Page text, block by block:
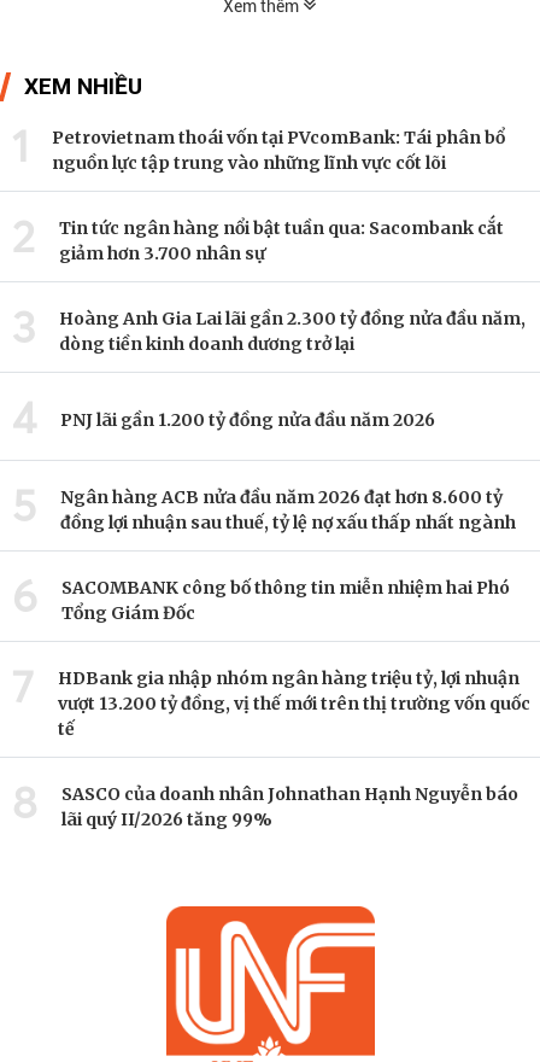
Xem thêm
XEM NHIỀU
1
Petrovietnam thoái vốn tại PVcomBank: Tái phân bổ
nguồn lực tập trung vào những lĩnh vực cốt lõi
2
Tin tức ngân hàng nổi bật tuần qua: Sacombank cắt
giảm hơn 3.700 nhân sự
3
Hoàng Anh Gia Lai lãi gần 2.300 tỷ đồng nửa đầu năm,
dòng tiền kinh doanh dương trở lại
4 PNJ lãi gần 1.200 tỷ đồng nửa đầu năm 2026
5
Ngân hàng ACB nửa đầu năm 2026 đạt hơn 8.600 tỷ
đồng lợi nhuận sau thuế, tỷ lệ nợ xấu thấp nhất ngành
6
SACOMBANK công bố thông tin miễn nhiệm hai Phó
Tổng Giám Đốc
7
HDBank gia nhập nhóm ngân hàng triệu tỷ, lợi nhuận
vượt 13.200 tỷ đồng, vị thế mới trên thị trường vốn quốc
tế
8
SASCO của doanh nhân Johnathan Hạnh Nguyễn báo
lãi quý II/2026 tăng 99%